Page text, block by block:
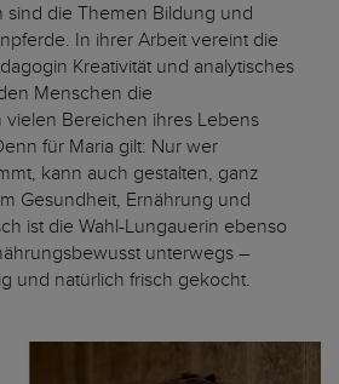
sind die Themen Bildung und
In ihrer Arbeit vereint die
Kreativität und analytisches
Menschen die
Bereichen ihres Lebens
für Maria gilt: Nur wer
kann auch gestalten, ganz
Gesundheit, Ernährung und
ist die Wahl-Lungauerin ebenso
unterwegs –
und natürlich frisch gekocht.